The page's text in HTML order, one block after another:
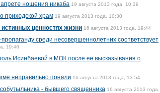
ношения никаба 19 августа 2013 года, 10:39
приходской храм 19 августа 2013 года, 10:30
ценностях жизни 16 августа 2013 года, 19:44
среди несовершеннолетних соответствует
19:40
Исинбаевой в МОК после ее высказывания о
неправильно поняли 16 августа 2013 года, 13:54
- бывшего священника 16 августа 2013 года,